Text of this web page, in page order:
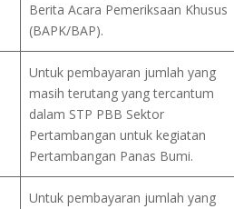
Berita Acara Pemeriksaan Khusus
(BAPK/BAP).
Untuk pembayaran jumlah yang
masih terutang yang tercantum
dalam STP PBB Sektor
Pertambangan untuk kegiatan
Pertambangan Panas Bumi.
Untuk pembayaran jumlah yang